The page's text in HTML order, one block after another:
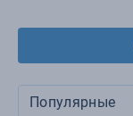
Популярные